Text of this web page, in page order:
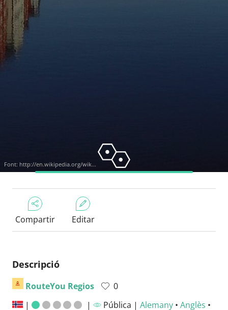
Font: http://en.wikipedia.org/wik...
Compartir Editar
Descripció
RouteYou Regios
0
|
| Pública | Alemany• Anglès •